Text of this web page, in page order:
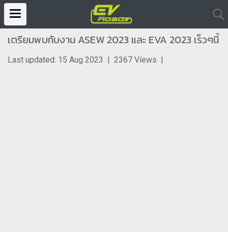
เตรียมพบกับงาน ASEW 2023 และ EVA 2023 เร็วๆนี้
Last updated: 15 Aug 2023 | 2367 Views |